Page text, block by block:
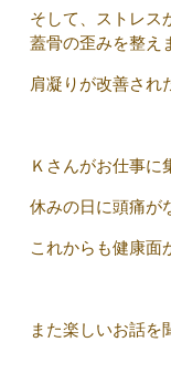
そして、ストレス
蓋骨の歪みを整え
肩凝りが改善され
Ｋさんがお仕事に
休みの日に頭痛が
これからも健康面
また楽しいお話を